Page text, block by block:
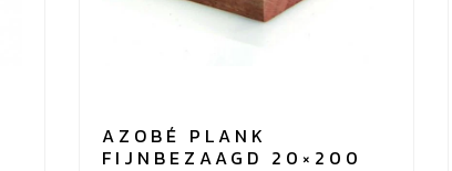
AZOBÉ PLANK
FIJNBEZAAGD 20×200